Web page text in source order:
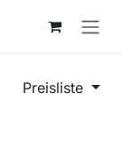
Preisliste